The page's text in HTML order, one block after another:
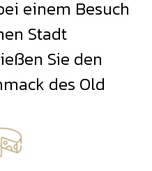
einem Besuch
Stadt
Sie den
des Old